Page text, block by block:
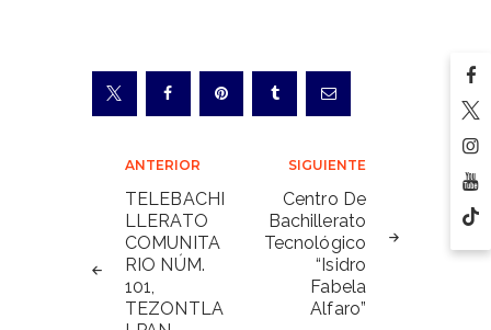
Navegación
de
entradas
ANTERIOR
TELEBACHI
LLERATO
COMUNITA
RIO NÚM.
101,
TEZONTLA
SIGUIENTE
Centro De
Bachillerato
Tecnológico
“Isidro
Fabela
Alfaro”